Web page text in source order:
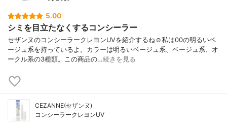
5.00
シミを目立たなくするコンシーラー
セザンヌのコンシーラークレヨンUVを紹介するね☺️私は00の明るいベ
ージュ系を持っているよ。カラーは明るいベージュ系、ベージュ系、オ
ークル系の3種類。この商品の…続きを見る
CEZANNE(セザンヌ)
コンシーラークレヨンUV